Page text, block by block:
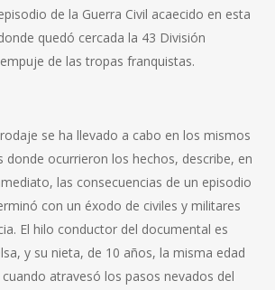
de la Guerra Civil acaecido en esta
quedó cercada la 43 División
de las tropas franquistas.
se ha llevado a cabo en los mismos
donde ocurrieron los hechos, describe, en
las consecuencias de un episodio
con un éxodo de civiles y militares
El hilo conductor del documental es
y su nieta, de 10 años, la misma edad
atravesó los pasos nevados del